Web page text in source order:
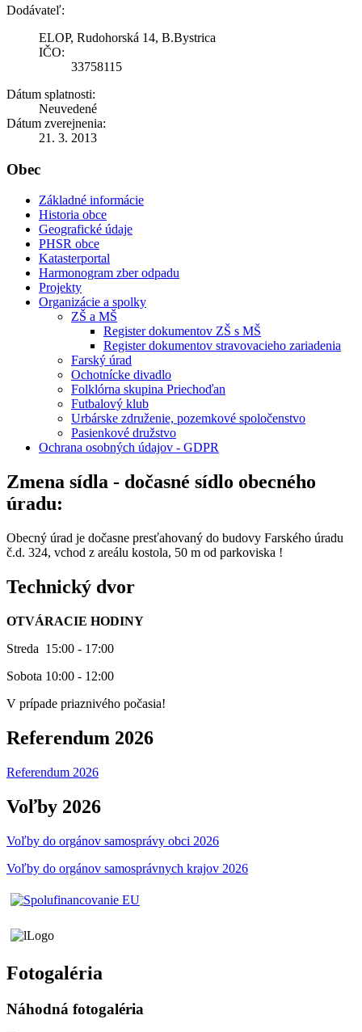
Dodávateľ:
ELOP, Rudohorská 14, B.Bystrica
IČO:
33758115
Dátum splatnosti:
Neuvedené
Dátum zverejnenia:
21. 3. 2013
Obec
Základné informácie
Historia obce
Geografické údaje
PHSR obce
Katasterportal
Harmonogram zber odpadu
Projekty
Organizácie a spolky
ZŠ a MŠ
Register dokumentov ZŠ s MŠ
Register dokumentov stravovacieho zariadenia
Farský úrad
Ochotnícke divadlo
Folklórna skupina Priechoďan
Futbalový klub
Urbárske združenie, pozemkové spoločenstvo
Pasienkové družstvo
Ochrana osobných údajov - GDPR
Zmena sídla - dočasné sídlo obecného
úradu:
Obecný úrad je dočasne presťahovaný do budovy Farského úradu
č.d. 324, vchod z areálu kostola, 50 m od parkoviska !
Technický dvor
OTVÁRACIE HODINY
Streda 15:00 - 17:00
Sobota 10:00 - 12:00
V prípade priaznivého počasia!
Referendum 2026
Referendum 2026
Voľby 2026
Voľby do orgánov samosprávy obci 2026
Voľby do orgánov samosprávnych krajov 2026
Fotogaléria
Náhodná fotogaléria